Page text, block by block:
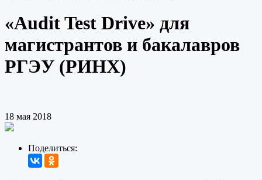
«Audit Test Drive» для
магистрантов и бакалавров
РГЭУ (РИНХ)
18 мая 2018
Поделиться: